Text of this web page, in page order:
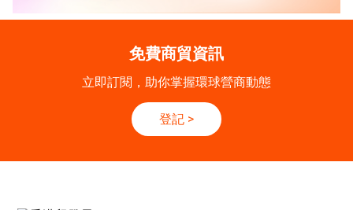
免費商貿資訊
立即訂閱，助你掌握環球營商動態
登記 >